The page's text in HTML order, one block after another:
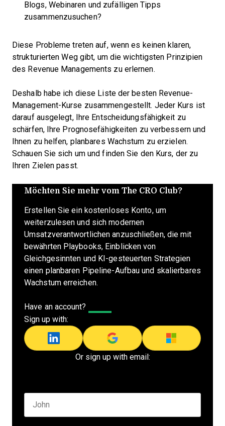
Blogs, Webinaren und zufälligen Tipps
zusammenzusuchen?
Diese Probleme treten auf, wenn es keinen klaren,
strukturierten Weg gibt, um die wichtigsten Prinzipien
des Revenue Managements zu erlernen.
Deshalb habe ich diese Liste der besten Revenue-
Management-Kurse zusammengestellt. Jeder Kurs ist
darauf ausgelegt, Ihre Entscheidungsfähigkeit zu
schärfen, Ihre Prognosefähigkeiten zu verbessern und
Ihnen zu helfen, planbares Wachstum zu erzielen.
Schauen Sie sich um und finden Sie den Kurs, der zu
Ihren Zielen passt.
Möchten Sie mehr vom The CRO Club?
Erstellen Sie ein kostenloses Konto, um
weiterzulesen und sich modernen
Umsatzverantwortlichen anzuschließen, die mit
bewährten Playbooks, Einblicken von
Gleichgesinnten und KI-gesteuerten Strategien
einen planbaren Pipeline-Aufbau und skalierbares
Wachstum erreichen.
Have an account?
Sign up with:
Or sign up with email: